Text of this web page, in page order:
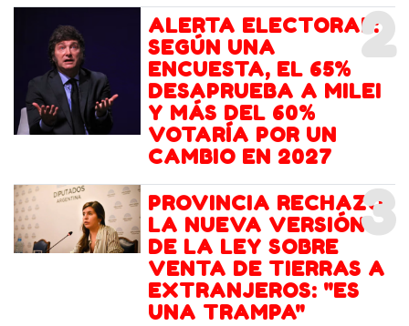
2
ALERTA ELECTORAL:
SEGÚN UNA
ENCUESTA, EL 65%
DESAPRUEBA A MILEI
Y MÁS DEL 60%
VOTARÍA POR UN
CAMBIO EN 2027
3
PROVINCIA RECHAZÓ
LA NUEVA VERSIÓN
DE LA LEY SOBRE
VENTA DE TIERRAS A
EXTRANJEROS: "ES
UNA TRAMPA"